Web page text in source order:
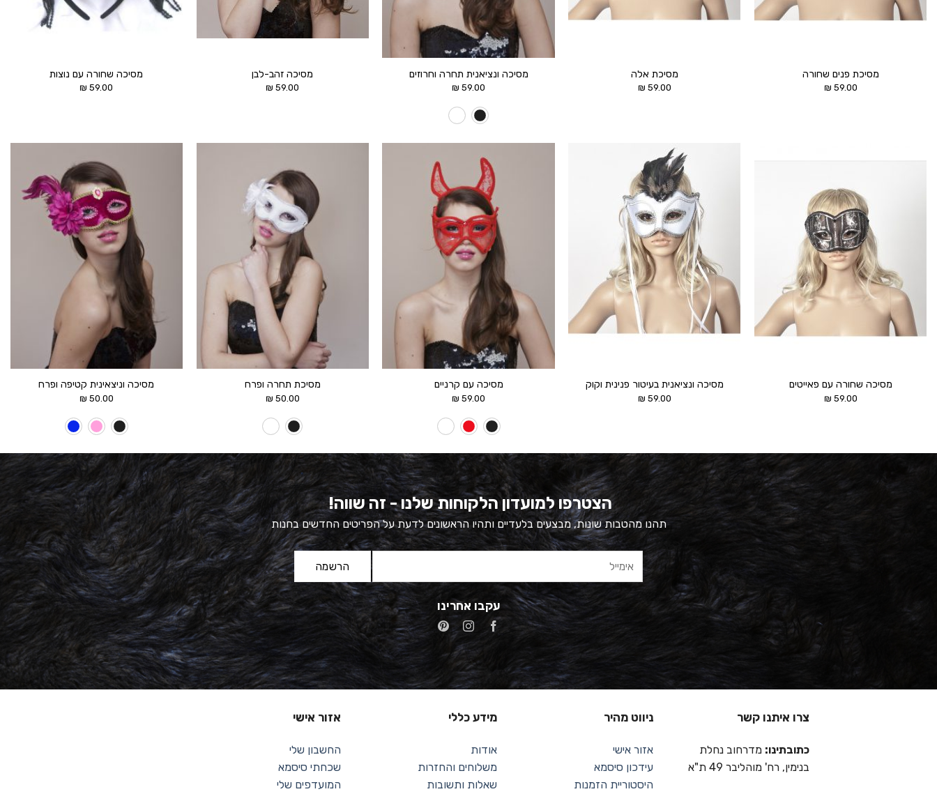
מסיכת פנים שחורה
59.00
₪
מסיכת אלה
59.00
₪
מסיכה ונציאנית תחרה וחרוזים
59.00
₪
מסיכה זהב-לבן
59.00
₪
מסיכה שחורה עם נוצות
59.00
₪
מסיכה שחורה עם פאייטים
59.00
₪
מסיכה ונציאנית בעיטור פנינית וקוק
59.00
₪
מסיכה עם קרניים
59.00
₪
מסיכת תחרה ופרח
50.00
₪
הוסף ל
WISHLIST
מסיכה וניצאינית קטיפה ופרח
50.00
₪
הצטרפו למועדון הלקוחות שלנו - זה שווה!
תהנו מהטבות שונות, מבצעים בלעדיים ותהיו הראשונים לדעת על הפריטים החדשים בחנות
עקבו אחרינו
צרו איתנו קשר
כתובתינו: מדרחוב נחלת
בנימין, רח' מוהליבר 49 ת"א
ניווט מהיר
אזור אישי
עידכון סיסמא
היסטוריית הזמנות
מידע כללי
אודות
משלוחים והחזרות
שאלות ותשובות
אזור אישי
החשבון שלי
שכחתי סיסמא
המועדפים שלי